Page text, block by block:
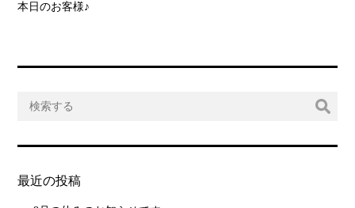
本日のお客様♪
最近の投稿